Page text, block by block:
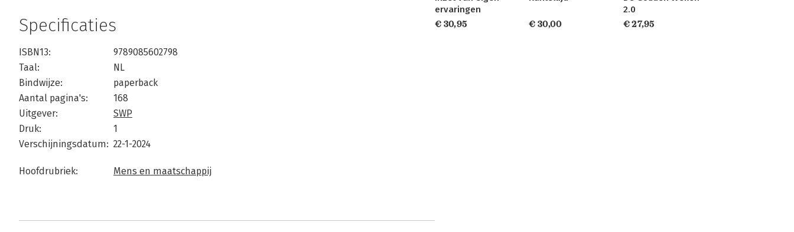
Specificaties
ISBN13:
9789085602798
Taal:
NL
Bindwijze:
paperback
Aantal pagina's:
168
Uitgever:
SWP
Druk:
1
Verschijningsdatum: 22-1-2024
Hoofdrubriek: Mens en maatschappij
ervaringen
€ 30,95
€ 30,00
2.0
€ 27,95